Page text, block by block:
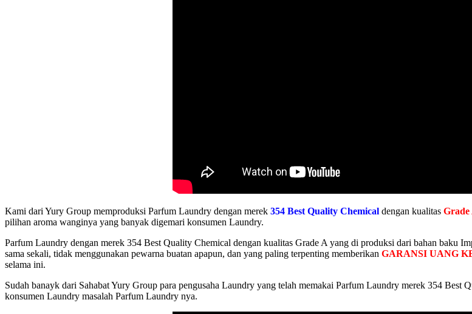
Kami dari Yury Group memproduksi Parfum Laundry dengan merek 354 Best Quality Chemical dengan kualitas Grade
pilihan aroma wanginya yang banyak digemari konsumen Laundry.
Parfum Laundry dengan merek 354 Best Quality Chemical dengan kualitas Grade A yang di produksi dari bahan baku
sama sekali, tidak menggunakan pewarna buatan apapun, dan yang paling terpenting memberikan GARANSI UANG
selama ini.
Sudah banayk dari Sahabat Yury Group para pengusaha Laundry yang telah memakai Parfum Laundry merek 354
konsumen Laundry masalah Parfum Laundry nya.